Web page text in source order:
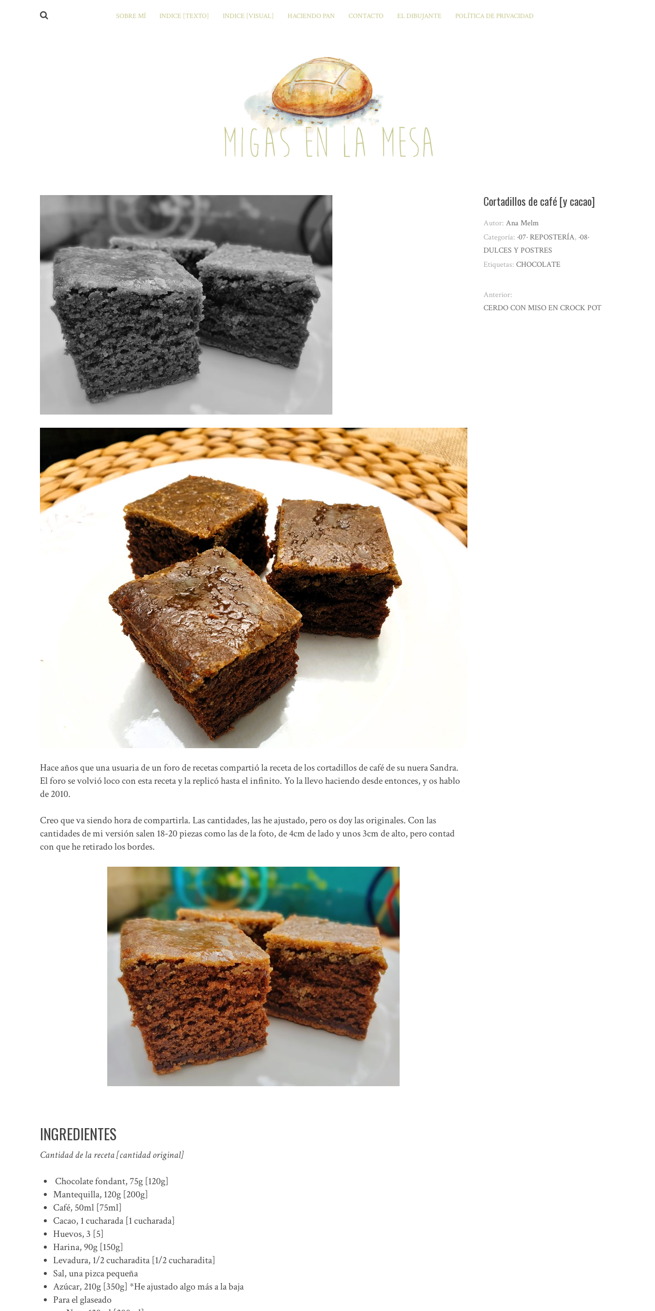
SOBRE MÍ INDICE [TEXTO] INDICE [VISUAL] HACIENDO PAN CONTACTO EL DIBUJANTE POLÍTICA DE PRIVACIDAD
Hace años que una usuaria de un foro de recetas compartió la receta de los cortadillos de café de su nuera Sandra.
El foro se volvió loco con esta receta y la replicó hasta el infinito. Yo la llevo haciendo desde entonces, y os hablo
de 2010.
Creo que va siendo hora de compartirla. Las cantidades, las he ajustado, pero os doy las originales. Con las
cantidades de mi versión salen 18-20 piezas como las de la foto, de 4cm de lado y unos 3cm de alto, pero contad
con que he retirado los bordes.
INGREDIENTES
Cantidad de la receta [cantidad original]
Chocolate fondant, 75g [120g]
Mantequilla, 120g [200g]
Café, 50ml [75ml]
Cacao, 1 cucharada [1 cucharada]
Huevos, 3 [5]
Harina, 90g [150g]
Levadura, 1/2 cucharadita [1/2 cucharadita]
Sal, una pizca pequeña
Azúcar, 210g [350g] *He ajustado algo más a la baja
Para el glaseado
Cortadillos de café [y cacao]
Autor:Ana Melm
Categoría: ·07· REPOSTERÍA, ·08·
DULCES Y POSTRES
Etiquetas:CHOCOLATE
Anterior:
CERDO CON MISO EN CROCK POT